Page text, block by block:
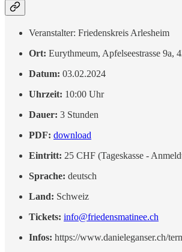
Veranstalter: Friedenskreis Arlesheim
Ort: Eurythmeum, Apfelseestrasse 9a,
Datum: 03.02.2024
Uhrzeit: 10:00 Uhr
Dauer: 3 Stunden
PDF: download
Eintritt: 25 CHF (Tageskasse -
Sprache: deutsch
Land: Schweiz
Tickets: info@friedensmatinee.ch
Infos: https://www.danieleganser.ch/